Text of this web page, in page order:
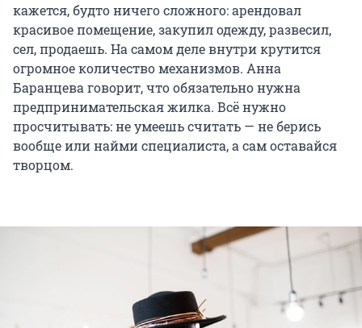
кажется, будто ничего сложного: арендовал
красивое помещение, закупил одежду, развесил,
сел, продаешь. На самом деле внутри крутится
огромное количество механизмов. Анна
Баранцева говорит, что обязательно нужна
предпринимательская жилка. Всё нужно
просчитывать: не умеешь считать — не берись
вообще или найми специалиста, а сам оставайся
творцом.